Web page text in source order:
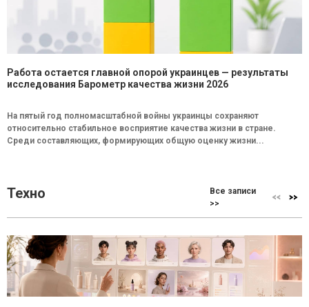
Работа остается главной опорой украинцев — результаты
исследования Барометр качества жизни 2026
На пятый год полномасштабной войны украинцы сохраняют
относительно стабильное восприятие качества жизни в стране.
Среди составляющих, формирующих общую оценку жизни...
Техно
Все записи
>>